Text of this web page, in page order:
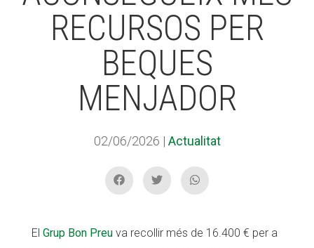
RECURSOS PER
BEQUES
MENJADOR
02/06/2026 | Actualitat
El Grup Bon Preuva recollir més de 16.400 € per a
SUPORT TERCER SECTOR
La Fundació